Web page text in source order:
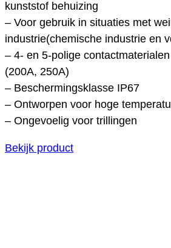
kunststof behuizing
– Voor gebruik in situaties met
industrie(chemische industrie en
– 4- en 5-polige
(200A, 250A)
– Beschermingsklasse IP67
– Ontworpen voor hoge
– Ongevoelig voor trillingen
Bekijk product